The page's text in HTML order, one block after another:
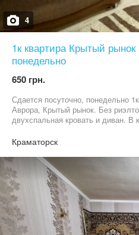
4
1к квартира Крытый рынок
понедельно
650 грн.
Сдается посуточно, понедельно
Аврора, Крытый рынок. Без
двухспальная кровать и диван. В
Залеление с 14;00, выезд до
выезд оговаривается. Цена
количества суток
Краматорск